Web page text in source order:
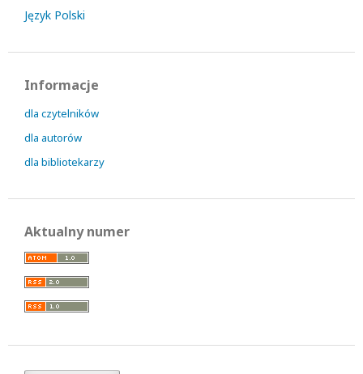
Język Polski
Informacje
dla czytelników
dla autorów
dla bibliotekarzy
Aktualny numer